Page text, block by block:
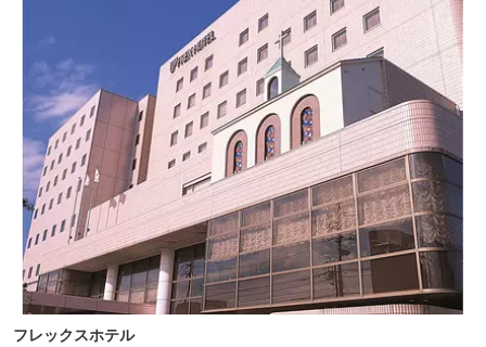
フレックスホテル